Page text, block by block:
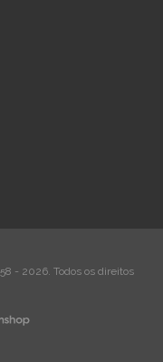
- 2026. Todos os direitos